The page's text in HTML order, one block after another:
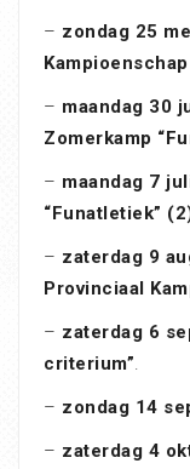
– zondag 25
– maandag 30
Zomerkamp
– maandag 7
“Funatletiek”
– zaterdag 9
Provinciaal
– zaterdag 6
criterium”.
– zondag 14
– zaterdag 4